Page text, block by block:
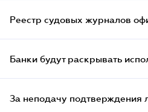
Реестр судовых журналов
Банки будут раскрывать
За неподачу подтверждения